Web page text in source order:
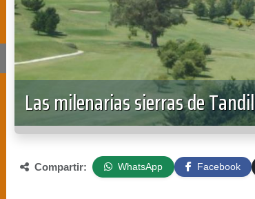
Las milenarias sierras de Tandil
Compartir: WhatsApp Facebook